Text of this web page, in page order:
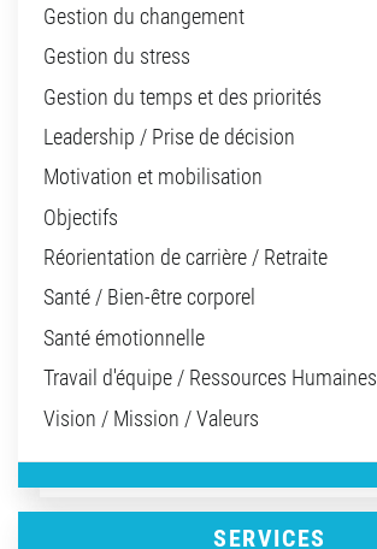
Gestion du changement
Gestion du stress
Gestion du temps et des priorités
Leadership / Prise de décision
Motivation et mobilisation
Objectifs
Réorientation de carrière / Retraite
Santé / Bien-être corporel
Santé émotionnelle
Travail d'équipe / Ressources Humaines
Vision / Mission / Valeurs
SERVICES